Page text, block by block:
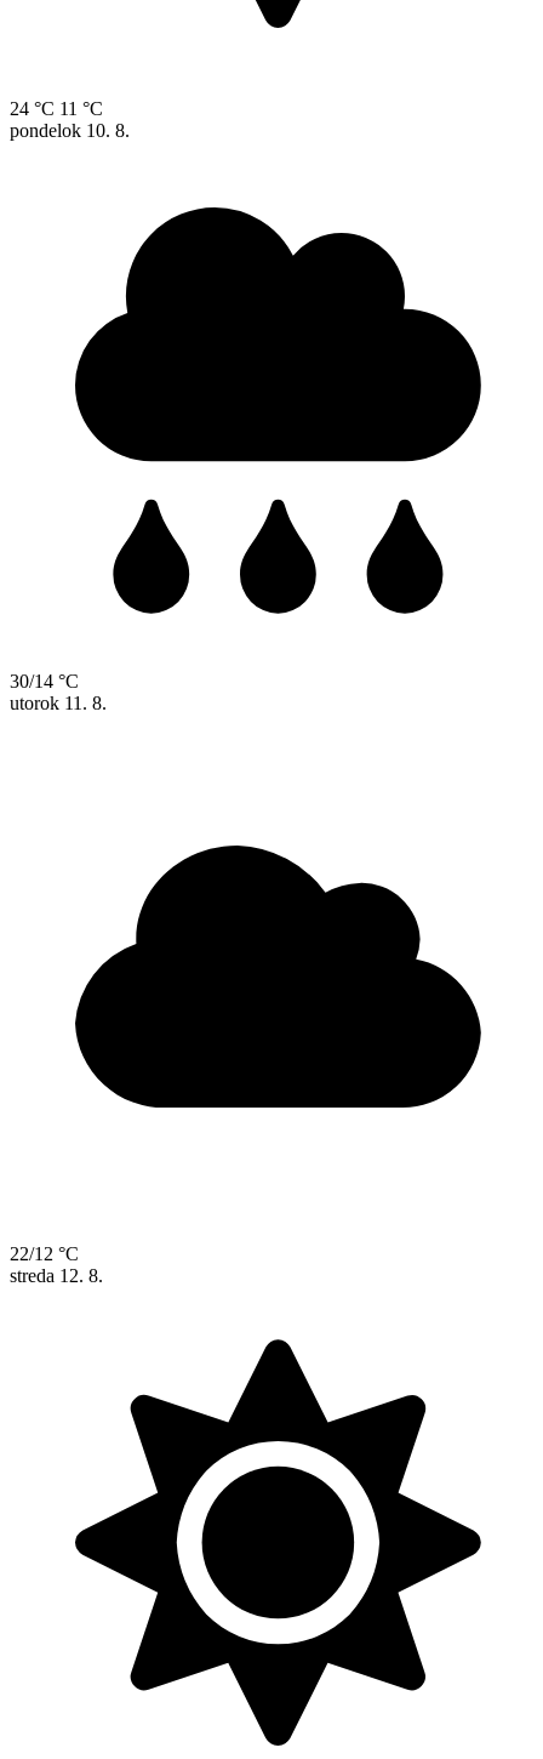
24 °C 11 °C
pondelok 10. 8.
30/14 °C
utorok 11. 8.
22/12 °C
streda 12. 8.